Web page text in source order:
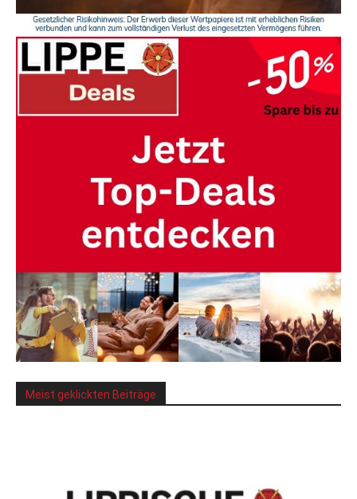
Meist geklickten Beiträge